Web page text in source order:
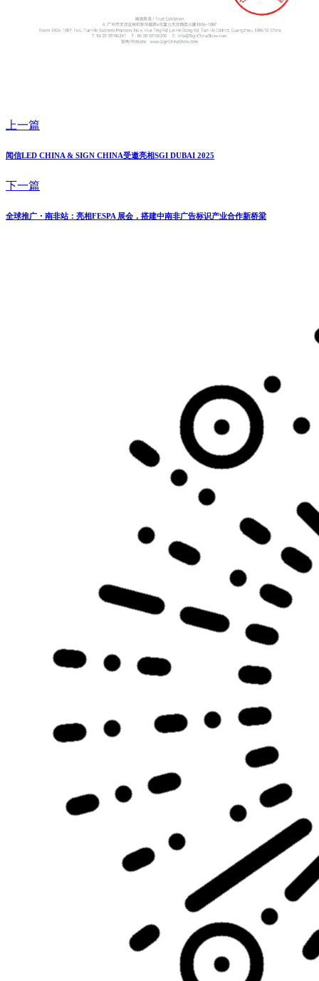
上一篇
闻信LED CHINA & SIGN CHINA受邀亮相SGI DUBAI 2025
下一篇
全球推广・南非站：亮相FESPA 展会，搭建中南非广告标识产业合作新桥梁